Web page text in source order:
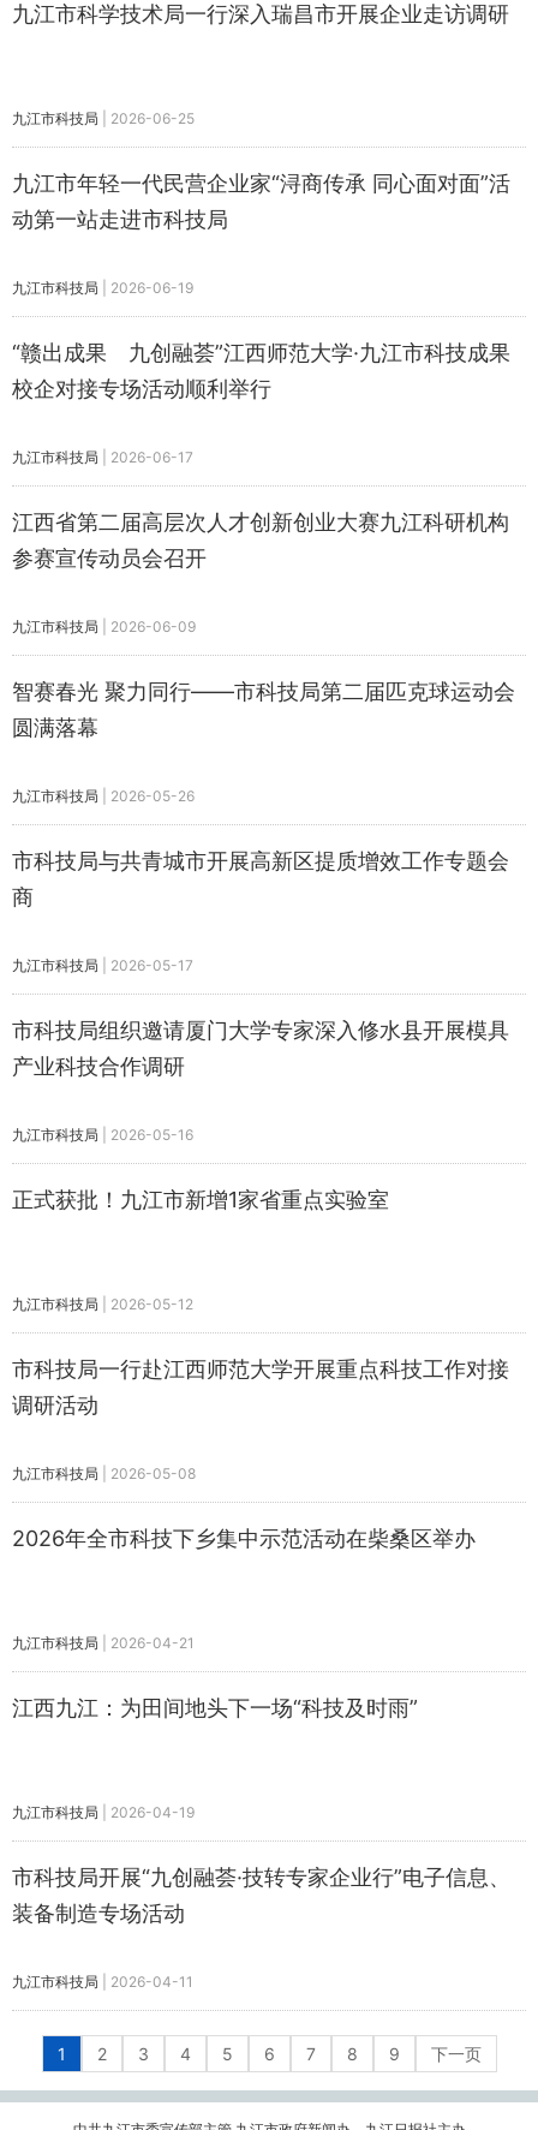
九江市科学技术局一行深入瑞昌市开展企业走访调研
九江市科技局 2026-06-25
九江市年轻一代民营企业家“浔商传承 同心面对面”活
动第一站走进市科技局
九江市科技局 2026-06-19
“赣出成果 九创融荟”江西师范大学·九江市科技成果
校企对接专场活动顺利举行
九江市科技局 2026-06-17
江西省第二届高层次人才创新创业大赛九江科研机构
参赛宣传动员会召开
九江市科技局 2026-06-09
智赛春光 聚力同行——市科技局第二届匹克球运动会
圆满落幕
九江市科技局 2026-05-26
市科技局与共青城市开展高新区提质增效工作专题会
商
九江市科技局 2026-05-17
市科技局组织邀请厦门大学专家深入修水县开展模具
产业科技合作调研
九江市科技局 2026-05-16
正式获批！九江市新增1家省重点实验室
九江市科技局 2026-05-12
市科技局一行赴江西师范大学开展重点科技工作对接
调研活动
九江市科技局 2026-05-08
2026年全市科技下乡集中示范活动在柴桑区举办
九江市科技局 2026-04-21
江西九江：为田间地头下一场“科技及时雨”
九江市科技局 2026-04-19
市科技局开展“九创融荟·技转专家企业行”电子信息、
装备制造专场活动
九江市科技局 2026-04-11
1 2 3 4 5 6 7 8 9 下一页